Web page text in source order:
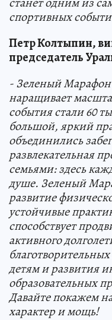
спортивных
Петр Колтыпин,
председатель
- Зеленый
наращивает
события стали 60
большой, яркий
объединились
развлекательная
семьями: здесь
душе. Зеленый
развитие
устойчивые
способствует
активного
детям и развития
образовательных
Давайте покажем
характер и мощь!